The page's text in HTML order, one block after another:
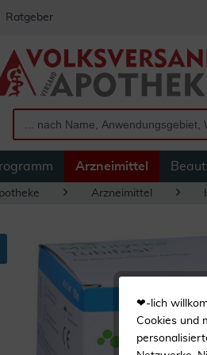
Ratgeber
Arzneimittel
Arzneimittel
❤-lich
Cookies und